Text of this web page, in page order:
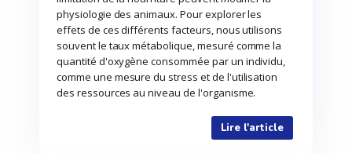
physiologie des animaux. Pour explorer les
effets de ces différents facteurs, nous utilisons
souvent le taux métabolique, mesuré comme la
quantité d'oxygène consommée par un individu,
comme une mesure du stress et de l'utilisation
des ressources au niveau de l'organisme.
Lire l'article